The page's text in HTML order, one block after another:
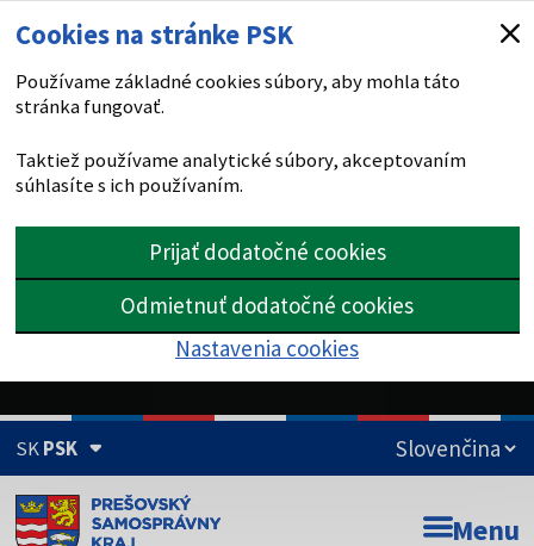
Cookies na stránke PSK
Používame základné cookies súbory, aby mohla táto
stránka fungovať.
Taktiež používame analytické súbory, akceptovaním
súhlasíte s ich používaním.
Prijať dodatočné cookies
Odmietnuť dodatočné cookies
Nastavenia cookies
SKPSK
Doména psk.sk je oficiálna Menu